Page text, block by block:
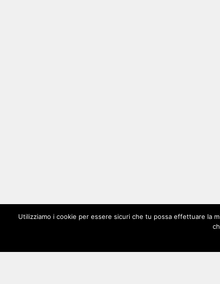
Utilizziamo i cookie per essere sicuri che tu possa effettuare la